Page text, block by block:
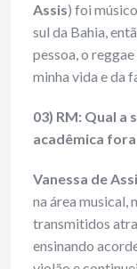
Assis) foi
sul da Bahia,
pessoa, o
minha vida e da
03) RM: Qual a
acadêmica
Vanessa de
na área musical,
transmitidos
ensinando